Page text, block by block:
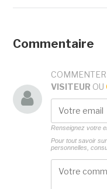
Commentaire
VISITEUR OU
Renseignez votre
Pour tout savoir
personnelles,